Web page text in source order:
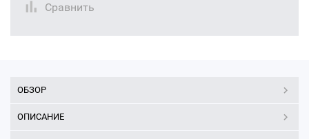
Сравнить
ОБЗОР
ОПИСАНИЕ